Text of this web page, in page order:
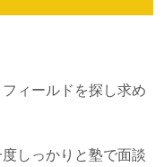
ィールドを探し求め
しっかりと塾で面談